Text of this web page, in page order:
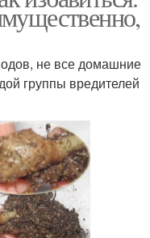
не все домашние
группы вредителей